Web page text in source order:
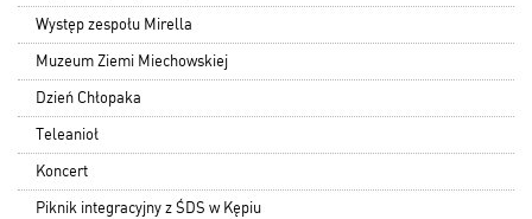
Występ zespołu Mirella
Muzeum Ziemi Miechowskiej
Dzień Chłopaka
Teleanioł
Koncert
Piknik integracyjny z ŚDS w Kępiu